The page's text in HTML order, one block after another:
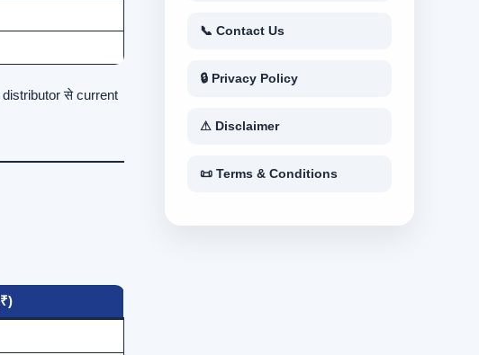
distributor से current
📞 Contact Us
🔒 Privacy Policy
⚠ Disclaimer
📜 Terms & Conditions